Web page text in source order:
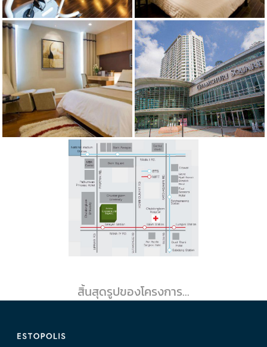
สิ้นสุดรูปของโครงการ...